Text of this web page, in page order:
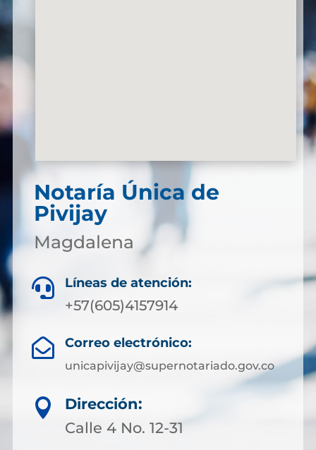
Notaría Única de
Pivijay
Magdalena
 Líneas de atención:
+57(605)4157914
 Correo electrónico:
unicapivijay@supernotariado.gov.co

Dirección:
Calle 4 No. 12-31